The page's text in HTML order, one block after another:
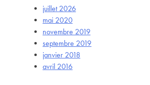
juillet 2026
mai 2020
novembre 2019
septembre 2019
janvier 2018
avril 2016